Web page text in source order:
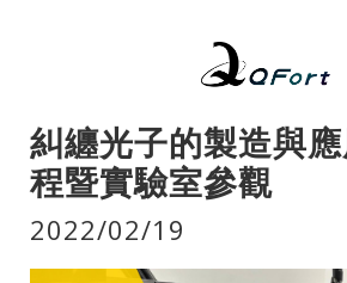
糾纏光子的製造與
程暨實驗室參觀
2022/02/19